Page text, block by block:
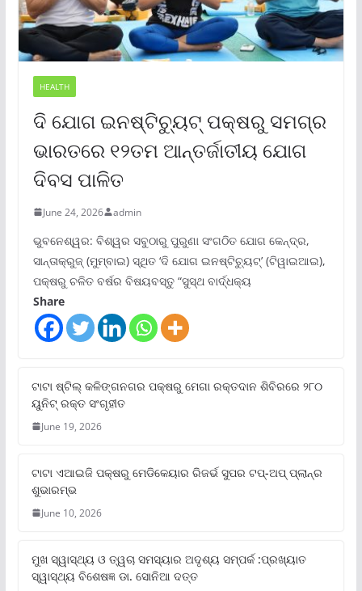
HEALTH
ଦି ଯୋଗ ଇନଷ୍ଟିଚ୍ୟୁଟ୍ ପକ୍ଷରୁ ସମଗ୍ର
ଭାରତରେ ୧୨ତମ ଆନ୍ତର୍ଜାତୀୟ ଯୋଗ
ଦିବସ ପାଳିତ
June 24, 2026 admin
ଭୁବନେଶ୍ୱର: ବିଶ୍ୱର ସବୁଠାରୁ ପୁରୁଣା ସଂଗଠିତ ଯୋଗ କେନ୍ଦ୍ର,
ସାନ୍ତାକ୍ରୁଜ୍ (ମୁମ୍ବାଇ) ସ୍ଥିତ ‘ଦି ଯୋଗ ଇନଷ୍ଟିଚ୍ୟୁଟ୍‌’ (ଟିୱାଇଆଇ),
ପକ୍ଷରୁ ଚଳିତ ବର୍ଷର ବିଷୟବସ୍ତୁ “ସୁସ୍ଥ ବାର୍ଦ୍ଧକ୍ୟ
Share
ଟାଟା ଷ୍ଟିଲ୍‌ କଳିଙ୍ଗନଗର ପକ୍ଷରୁ ମେଗା ରକ୍ତଦାନ ଶିବିରରେ ୨୮୦
ୟୁନିଟ୍‌ ରକ୍ତ ସଂଗୃହୀତ
June 19, 2026
ଟାଟା ଏଆଇଜି ପକ୍ଷରୁ ମେଡିକେୟାର ରିଜର୍ଭ ସୁପର ଟପ୍‌-ଅପ୍ ପ୍ଲାନ୍‌ର
ଶୁଭାରମ୍ଭ
June 10, 2026
ମୁଖ ସ୍ୱାସ୍ଥ୍ୟ ଓ ତ୍ୱଚା ସମସ୍ୟାର ଅଦୃଶ୍ୟ ସମ୍ପର୍କ :ପ୍ରଖ୍ୟାତ
ସ୍ୱାସ୍ଥ୍ୟ ବିଶେଷଜ୍ଞ ଡା. ସୋନିଆ ଦତ୍ତ